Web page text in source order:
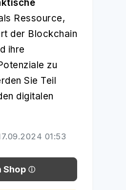
Ressource,
der Blockchain
ihre
zu
Sie Teil
digitalen
01:53
Shop